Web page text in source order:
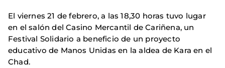
El viernes 21 de febrero, a las 18,30 horas tuvo lugar
en el salón del Casino Mercantil de Cariñena, un
Festival Solidario a beneficio de un proyecto
educativo de Manos Unidas en la aldea de Kara en el
Chad.